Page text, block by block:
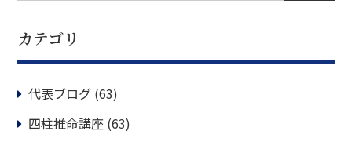
カテゴリ
代表ブログ (63)
四柱推命講座 (63)